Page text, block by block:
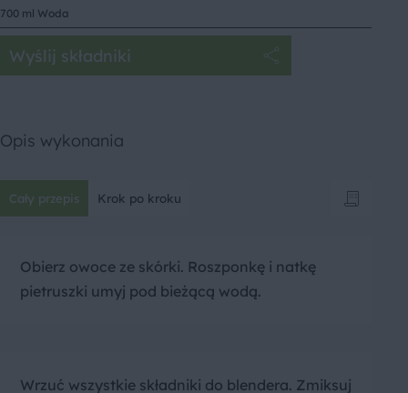
700 ml Woda
Wyślij składniki
Opis wykonania
Cały przepis Krok po kroku
Obierz owoce ze skórki. Roszponkę i natkę
pietruszki umyj pod bieżącą wodą.
Wrzuć wszystkie składniki do blendera. Zmiksuj